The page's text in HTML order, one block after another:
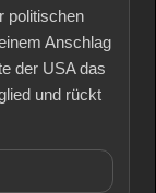
politischen
Anschlag
der USA das
und rückt